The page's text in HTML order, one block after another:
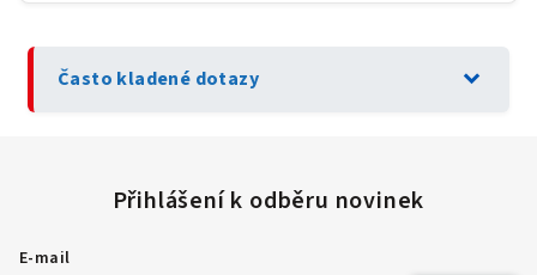
Často kladené dotazy expand_more
E-mail